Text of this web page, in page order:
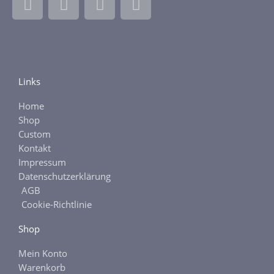
a
c
o
o
k
-
f
n
s
b
a
t
s
Links
Home
Shop
Custom
Kontakt
Impressum
Datenschutzerklärung
AGB
Cookie-Richtlinie
Shop
Mein Konto
Warenkorb